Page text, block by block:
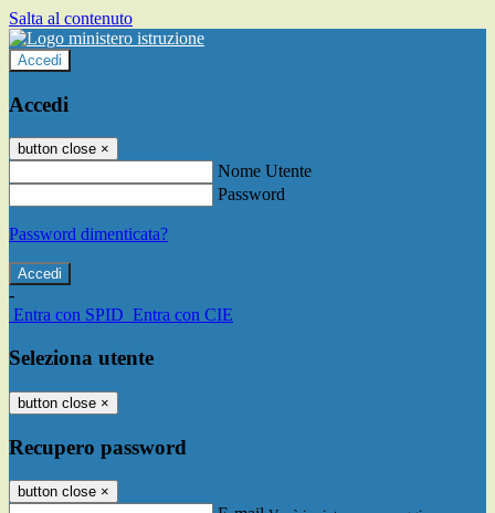
Salta al contenuto
Accedi
Accedi
button close ×
Nome Utente
Password
Password dimenticata?
-
Entra con SPID Entra con CIE
Seleziona utente
button close ×
Recupero password
button close ×